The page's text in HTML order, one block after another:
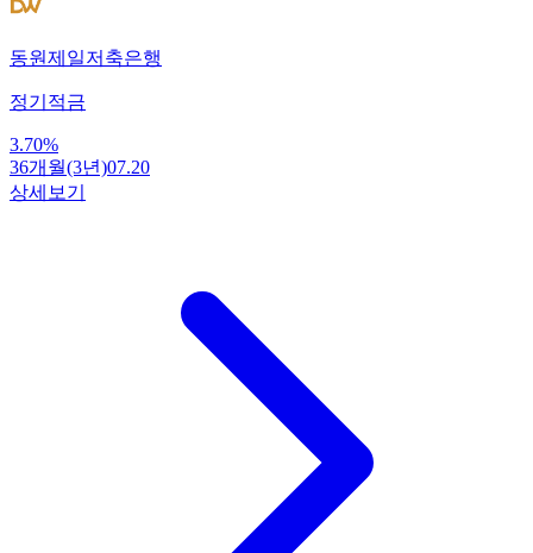
동원제일저축은행
정기적금
3.70%
36개월(3년)07.20
상세보기